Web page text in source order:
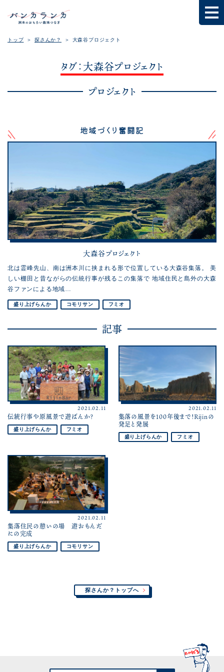
トップ 探さんか？ 大森谷プロジェクト
タグ：大森谷プロジェクト
プロジェクト
地域づくり奮闘記
大森谷プロジェクト
北は霊峰先山、南は洲本川に挟まれる形で位置している大森谷集落。 美
しい棚田と昔ながらの伝統行事が残るこの集落で 地域住民と島外の大森
谷ファンによる地域…
盛り上げらんか コモリサン フミオ
記事
2021.02.11
伝統行事や原風景で遊ばんか？
盛り上げらんか フミオ
2021.02.11
集落の風景を100年後まで！Rijinの
発足と発展
盛り上げらんか フミオ
2021.02.11
集落住民の憩いの場 遊おもんだ
にの完成
盛り上げらんか コモリサン
探さんか？トップへ